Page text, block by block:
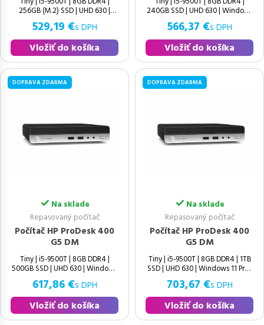
256GB (M.2) SSD | UHD 630 |
Windows 11 Pro | Ako nový | 9.
Generation
529,19 €s DPH
Vložiť do košíka
240GB SSD | UHD 630 | Windows
566,37 €s DPH
Vložiť do košíka
DOPRAVA ZDARMA
Na sklade
Repasovaný počítač
Počítač HP ProDesk 400
G5 DM
Tiny | i5-9500T | 8GB DDR4 |
500GB SSD | UHD 630 | Windows
617,86 €s DPH
Vložiť do košíka
DOPRAVA ZDARMA
Na sklade
Repasovaný počítač
Počítač HP ProDesk 400
G5 DM
Tiny | i5-9500T | 8GB DDR4 | 1TB
SSD | UHD 630 | Windows 11 Pro |
703,67 €s DPH
Vložiť do košíka